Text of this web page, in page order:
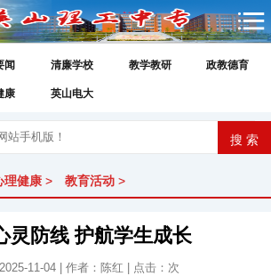
闻 清廉学校 教学教研 政教德育
康 英山电大
理健康 > 教育活动 >
灵防线 护航学生成长
11-04 | 作者：陈红 | 点击： 次